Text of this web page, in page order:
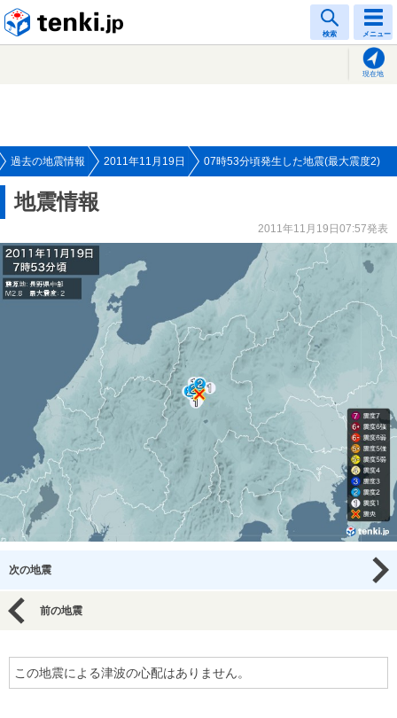
検索 メニュー
現在地
過去の地震情報 2011年11月19日 07時53分頃発生した地震(最大震度2)
地震情報
2011年11月19日07:57発表
次の地震
前の地震
この地震による津波の心配はありません。